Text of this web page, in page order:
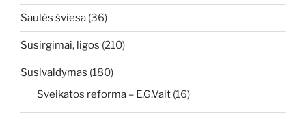
Saulės šviesa (36)
Susirgimai, ligos (210)
Susivaldymas (180)
Sveikatos reforma – E.G.Vait (16)